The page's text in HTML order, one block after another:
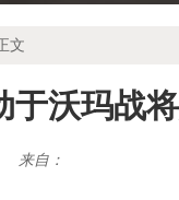
文
于沃玛战
来自：